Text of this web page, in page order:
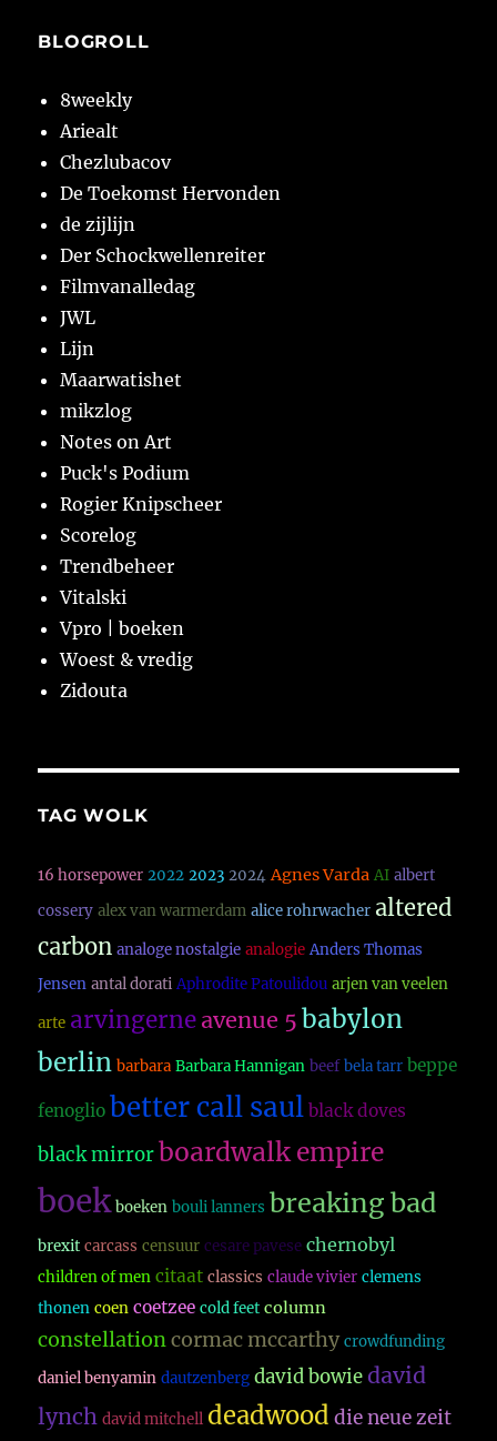
BLOGROLL
8weekly
Ariealt
Chezlubacov
De Toekomst Hervonden
de zijlijn
Der Schockwellenreiter
Filmvanalledag
JWL
Lijn
Maarwatishet
mikzlog
Notes on Art
Puck's Podium
Rogier Knipscheer
Scorelog
Trendbeheer
Vitalski
Vpro | boeken
Woest & vredig
Zidouta
TAG WOLK
16 horsepower 2022 2023 2024 Agnes Varda AI albert
cossery alex van warmerdam alice rohrwacher altered
carbon analoge nostalgie analogie Anders Thomas
Jensen antal dorati Aphrodite Patoulidou arjen van veelen
arte arvingerne avenue 5 babylon
berlin barbara Barbara Hannigan beef bela tarr beppe
fenoglio better call saul black doves
black mirror boardwalk empire
boek boeken bouli lanners breaking bad
brexit carcass censuur cesare pavese chernobyl
children of men citaat classics claude vivier clemens
thonen coen coetzee cold feet column
constellationcormac mccarthy crowdfunding
daniel benyamin dautzenberg david bowie david
lynch david mitchell deadwood die neue zeit